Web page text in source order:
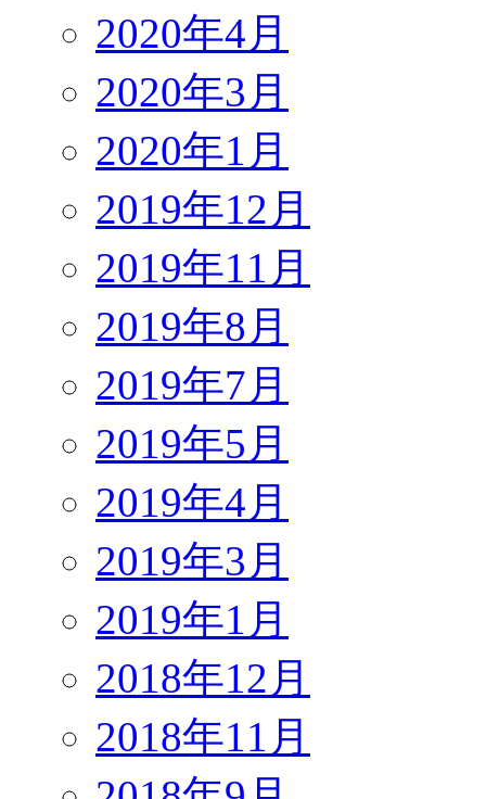
2020年4月
2020年3月
2020年1月
2019年12月
2019年11月
2019年8月
2019年7月
2019年5月
2019年4月
2019年3月
2019年1月
2018年12月
2018年11月